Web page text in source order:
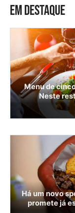
EM DESTAQUE
Menu de
Neste
Há um novo
promete já